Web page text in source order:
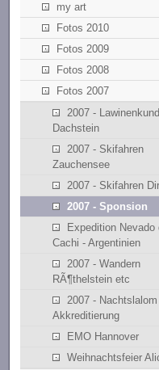
my art
Fotos 2010
Fotos 2009
Fotos 2008
Fotos 2007
2007 -
Dachstein
2007 - Skifahren
Zauchensee
2007 - Skifahren
2007 - Sponsion
Expedition Nevado
Cachi - Argentinien
2007 - Wandern
RÃ¶thelstein etc
2007 - Nachtslalom
Akkreditierung
EMO Hannover
Weihnachtsfeier